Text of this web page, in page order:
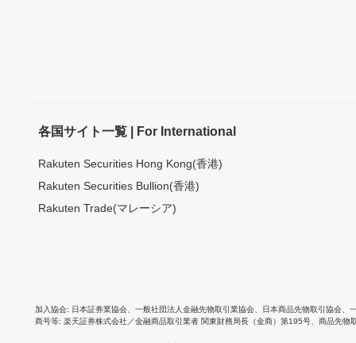
各国サイト一覧 | For International
Rakuten Securities Hong Kong(香港)
Rakuten Securities Bullion(香港)
Rakuten Trade(マレーシア)
加入協会 日本証券業協会 一般社団法人金融先物取引業協会 日本商品先物取引協会
商号等 楽天証券株式会社／金融商品取引業者 関東財務局長（金商）第195号、商品先物